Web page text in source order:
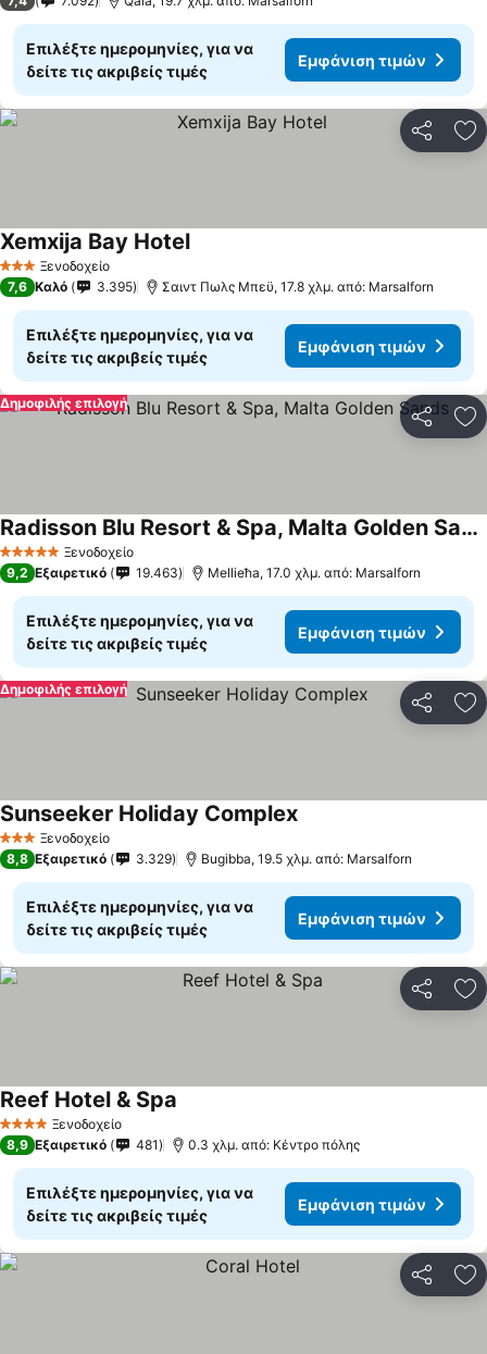
Επιλέξτε ημερομηνίες, για να
δείτε τις ακριβείς τιμές
Εμφάνιση τιμών
3 ΑστέριαΞενοδοχείο
Xemxija Bay HotelΕμφάνιση τιμών
7,6 Καλό 3.395 Σαιντ Πωλς Μπεϋ, 17.8 χλμ. από: Marsalforn
Επιλέξτε ημερομηνίες, για να
δείτε τις ακριβείς τιμές
Εμφάνιση τιμών
Δημοφιλής επιλογή
5 Αστέρια Ξενοδοχείο
Radisson Blu Resort & Spa, Malta Golden Sands
Εμφάνιση τιμών
9,2 Εξαιρετικό 19.463 Mellieħa, 17.0 χλμ. από: Marsalforn
Επιλέξτε ημερομηνίες, για να
δείτε τις ακριβείς τιμές
Εμφάνιση τιμών
Δημοφιλής επιλογή
3 ΑστέριαΞενοδοχείο
Sunseeker Holiday ComplexΕμφάνιση τιμών
8,8 Εξαιρετικό 3.329 Bugibba, 19.5 χλμ. από: Marsalforn
Επιλέξτε ημερομηνίες, για να
δείτε τις ακριβείς τιμές
Εμφάνιση τιμών
4 ΑστέριαΞενοδοχείο
Reef Hotel & Spa
8,9 Εξαιρετικό 481 0.3 χλμ. από: Κέντρο πόλης
Επιλέξτε ημερομηνίες, για να
δείτε τις ακριβείς τιμές
Εμφάνιση τιμών